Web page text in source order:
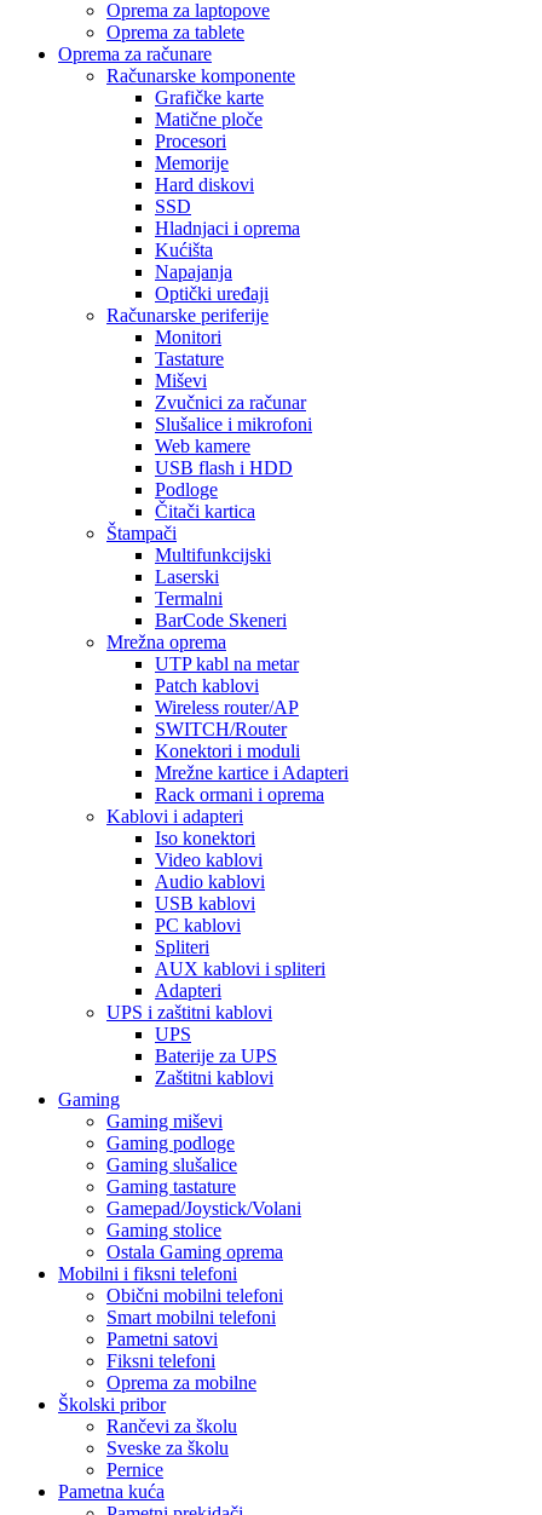
Oprema za laptopove
Oprema za tablete
Oprema za računare
Računarske komponente
Grafičke karte
Matične ploče
Procesori
Memorije
Hard diskovi
SSD
Hladnjaci i oprema
Kućišta
Napajanja
Optički uređaji
Računarske periferije
Monitori
Tastature
Miševi
Zvučnici za računar
Slušalice i mikrofoni
Web kamere
USB flash i HDD
Podloge
Čitači kartica
Štampači
Multifunkcijski
Laserski
Termalni
BarCode Skeneri
Mrežna oprema
UTP kabl na metar
Patch kablovi
Wireless router/AP
SWITCH/Router
Konektori i moduli
Mrežne kartice i Adapteri
Rack ormani i oprema
Kablovi i adapteri
Iso konektori
Video kablovi
Audio kablovi
USB kablovi
PC kablovi
Spliteri
AUX kablovi i spliteri
Adapteri
UPS i zaštitni kablovi
UPS
Baterije za UPS
Zaštitni kablovi
Gaming
Gaming miševi
Gaming podloge
Gaming slušalice
Gaming tastature
Gamepad/Joystick/Volani
Gaming stolice
Ostala Gaming oprema
Mobilni i fiksni telefoni
Obični mobilni telefoni
Smart mobilni telefoni
Pametni satovi
Fiksni telefoni
Oprema za mobilne
Školski pribor
Rančevi za školu
Sveske za školu
Pernice
Pametna kuća